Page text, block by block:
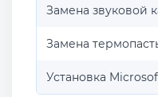
Замена звуковой
Замена
Установка